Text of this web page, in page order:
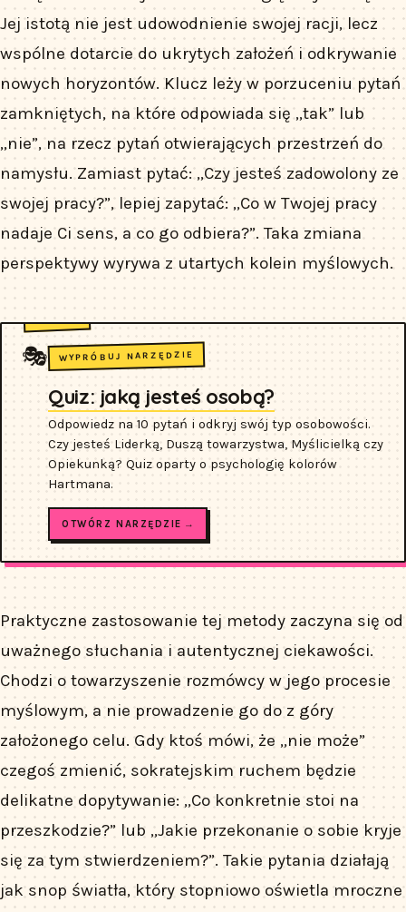
Jej istotą nie jest udowodnienie swojej racji, lecz
wspólne dotarcie do ukrytych założeń i odkrywanie
nowych horyzontów. Klucz leży w porzuceniu pytań
zamkniętych, na które odpowiada się „tak” lub
„nie”, na rzecz pytań otwierających przestrzeń do
namysłu. Zamiast pytać: „Czy jesteś zadowolony ze
swojej pracy?”, lepiej zapytać: „Co w Twojej pracy
nadaje Ci sens, a co go odbiera?”. Taka zmiana
perspektywy wyrywa z utartych kolein myślowych.
🎭 WYPRÓBUJ NARZĘDZIE
Quiz: jaką jesteś osobą?
Odpowiedz na 10 pytań i odkryj swój typ osobowości.
Czy jesteś Liderką, Duszą towarzystwa, Myślicielką czy
Opiekunką? Quiz oparty o psychologię kolorów
Hartmana.
OTWÓRZ NARZĘDZIE →
Praktyczne zastosowanie tej metody zaczyna się od
uważnego słuchania i autentycznej ciekawości.
Chodzi o towarzyszenie rozmówcy w jego procesie
myślowym, a nie prowadzenie go do z góry
założonego celu. Gdy ktoś mówi, że „nie może”
czegoś zmienić, sokratejskim ruchem będzie
delikatne dopytywanie: „Co konkretnie stoi na
przeszkodzie?” lub „Jakie przekonanie o sobie kryje
się za tym stwierdzeniem?”. Takie pytania działają
jak snop światła, który stopniowo oświetla mroczne